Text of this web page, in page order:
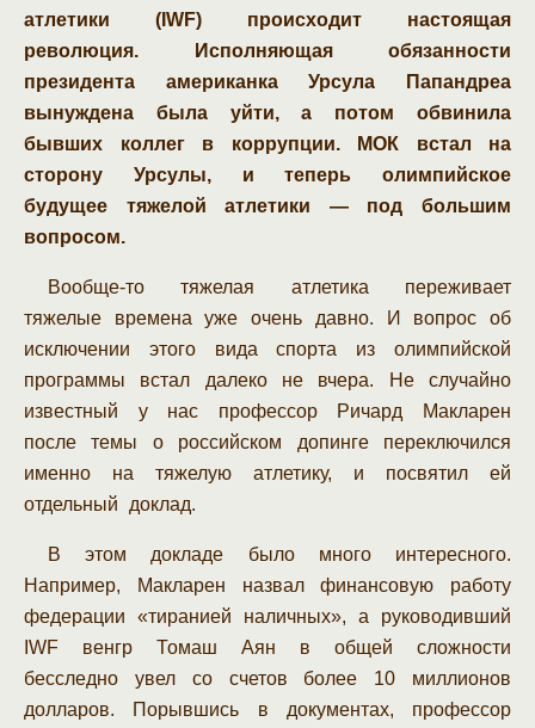
атлетики (IWF) происходит настоящая
революция. Исполняющая обязанности
президента американка Урсула Папандреа
вынуждена была уйти, а потом обвинила
бывших коллег в коррупции. МОК встал на
сторону Урсулы, и теперь олимпийское
будущее тяжелой атлетики — под большим
вопросом.
Вообще-то тяжелая атлетика переживает
тяжелые времена уже очень давно. И вопрос об
исключении этого вида спорта из олимпийской
программы встал далеко не вчера. Не случайно
известный у нас профессор Ричард Макларен
после темы о российском допинге переключился
именно на тяжелую атлетику, и посвятил ей
отдельный доклад.
В этом докладе было много интересного.
Например, Макларен назвал финансовую работу
федерации «тиранией наличных», а руководивший
IWF венгр Томаш Аян в общей сложности
бесследно увел со счетов более 10 миллионов
долларов. Порывшись в документах, профессор